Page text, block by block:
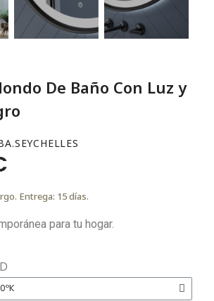
De Baño Con Luz y
Entrega: 15 días.
para tu hogar.